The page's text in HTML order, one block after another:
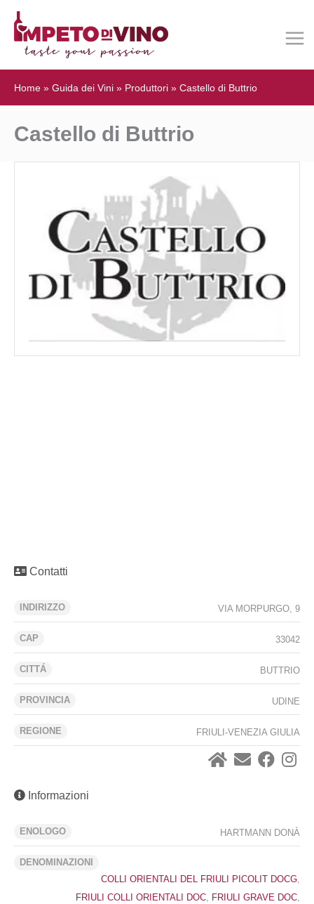
Home » Guida dei Vini » Produttori » Castello di Buttrio
Castello di Buttrio
Contatti
INDIRIZZO VIA MORPURGO, 9
CAP 33042
CITTÁ BUTTRIO
PROVINCIA UDINE
REGIONE FRIULI-VENEZIA GIULIA
Informazioni
ENOLOGO HARTMANN DONÀ
DENOMINAZIONI
COLLI ORIENTALI DEL FRIULI PICOLIT DOCG,
FRIULI COLLI ORIENTALI DOC, FRIULI GRAVE DOC,